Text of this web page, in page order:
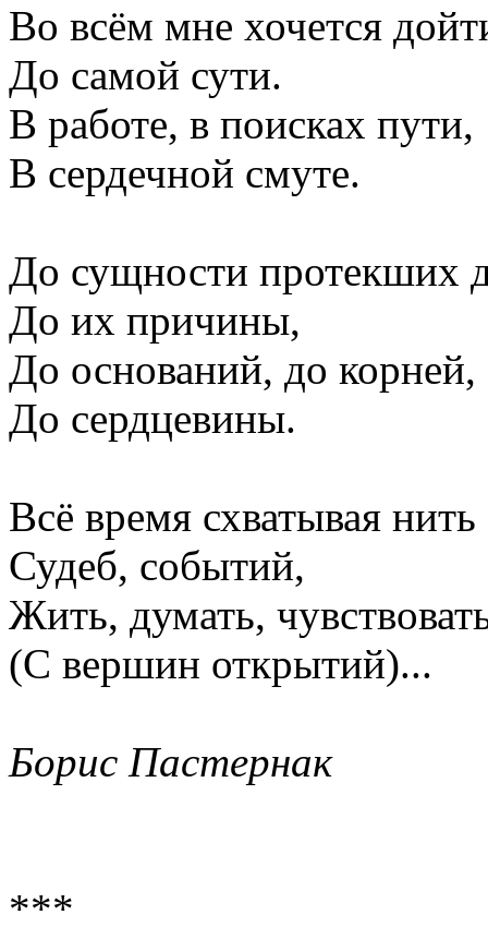
Во всём мне хочется
До самой сути.
В работе, в поисках пути,
В сердечной смуте.
До сущности протекших
До их причины,
До оснований, до корней,
До сердцевины.
Всё время схватывая нить
Судеб, событий,
Жить, думать,
(С вершин открытий)...
Борис Пастернак
***